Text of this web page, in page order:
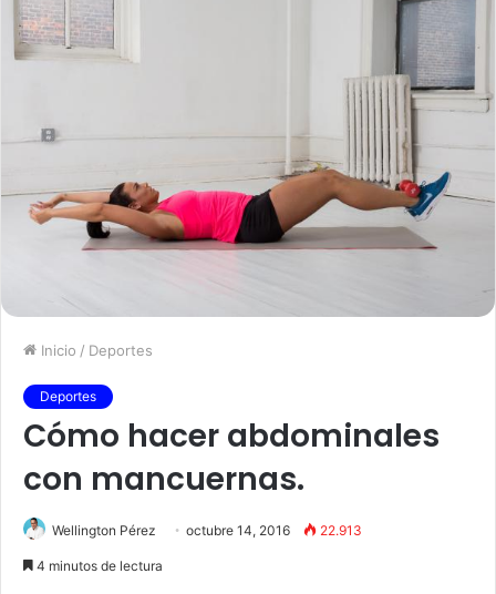
Inicio / Deportes
Deportes
Cómo hacer abdominales
con mancuernas.
Wellington Pérez octubre 14, 2016 22.913
4 minutos de lectura